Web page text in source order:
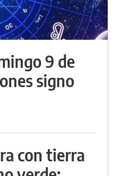
9 de
signo
con tierra